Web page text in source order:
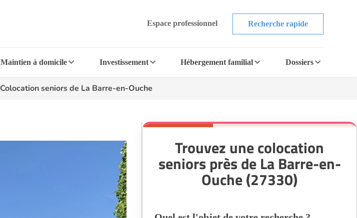
Espace professionnel Recherche rapide
Maintien à domicile Investissement Hébergement familial Dossiers
Colocation seniors de La Barre-en-Ouche
Trouvez une colocation
seniors près de La Barre-en-
Ouche (27330)